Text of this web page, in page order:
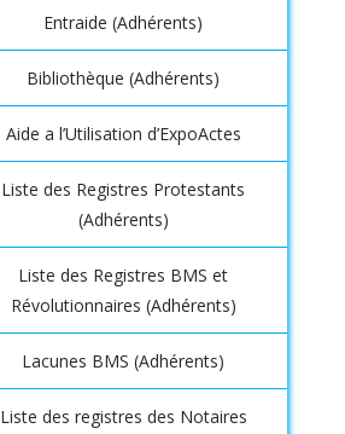
Entraide (Adhérents)
Bibliothèque (Adhérents)
Aide a l’Utilisation d’ExpoActes
Liste des Registres Protestants
(Adhérents)
Liste des Registres BMS et
Révolutionnaires (Adhérents)
Lacunes BMS (Adhérents)
Liste des registres des Notaires